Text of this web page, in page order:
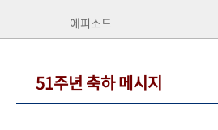
에피소드
51주년 축하 메시지